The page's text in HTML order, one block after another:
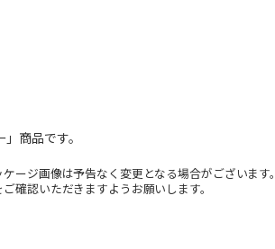
商品です。
ジ画像は予告なく変更となる場合がございま
確認いただきますようお願いします。